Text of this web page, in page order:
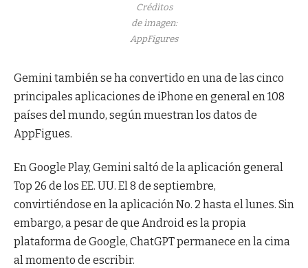
Créditos
de imagen:
AppFigures
Gemini también se ha convertido en una de las cinco
principales aplicaciones de iPhone en general en 108
países del mundo, según muestran los datos de
AppFigues.
En Google Play, Gemini saltó de la aplicación general
Top 26 de los EE. UU. El 8 de septiembre,
convirtiéndose en la aplicación No. 2 hasta el lunes. Sin
embargo, a pesar de que Android es la propia
plataforma de Google, ChatGPT permanece en la cima
al momento de escribir.